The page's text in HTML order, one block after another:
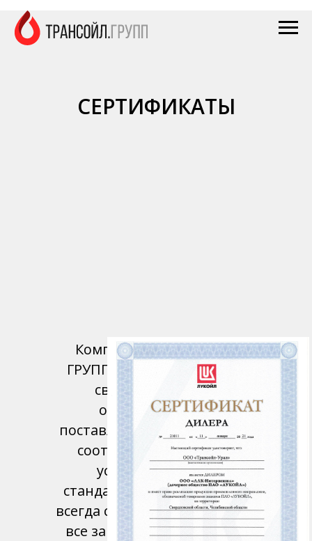
СЕРТИФИКАТЫ
Компания «ТРАНСОЙЛ-
ГРУПП» гарантирует всем
своим партнерам
оригинальность
поставляемой продукции, в
соответствии со всеми
установленными
стандартами качества. Мы
всегда стараемся выполнить
все заказы в максимально